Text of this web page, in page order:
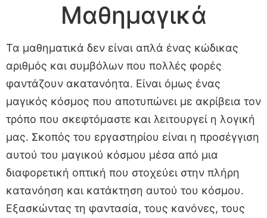
Μαθημαγικά
Τα μαθηματικά δεν είναι απλά ένας κώδικας
αριθμός και συμβόλων που πολλές φορές
φαντάζουν ακατανόητα. Είναι όμως ένας
μαγικός κόσμος που αποτυπώνει με ακρίβεια τον
τρόπο που σκεφτόμαστε και λειτουργεί η λογική
μας. Σκοπός του εργαστηρίου είναι η προσέγγιση
αυτού του μαγικού κόσμου μέσα από μια
διαφορετική οπτική που στοχεύει στην πλήρη
κατανόηση και κατάκτηση αυτού του κόσμου.
Εξασκώντας τη φαντασία, τους κανόνες, τους